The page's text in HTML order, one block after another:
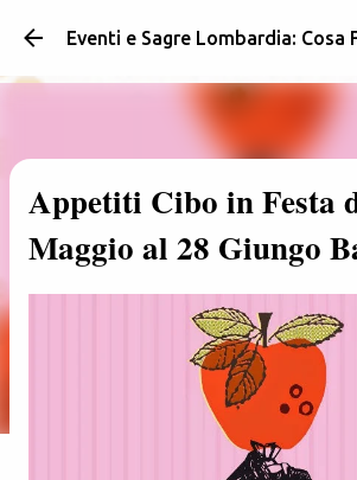
Passa ai contenuti
Appetiti Cibo in Festa
Maggio al 28 Giungo